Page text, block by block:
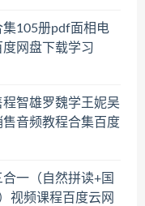
集105册pdf面相电
网盘下载学习
智雄罗魏学王妮吴
音频教程合集百度
一（自然拼读+国
视频课程百度云网